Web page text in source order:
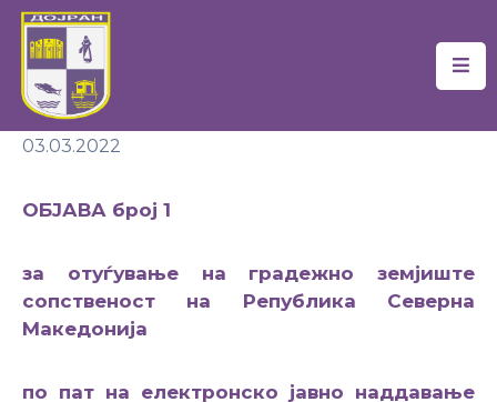
Почетна
Локална
Проекти
Документи
03.03.2022
ОБЈАВА број 1
за отуѓување на градежно земјиште
сопственост на Република Северна
Македонија
по пат на електронско јавно наддавање